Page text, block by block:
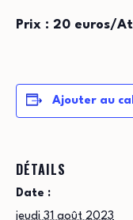
Prix : 20 euros/
Ajouter au
DÉTAILS
Date :
jeudi 31 août 2023